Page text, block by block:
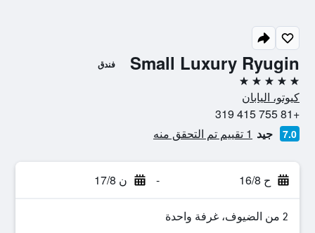
Small Luxury Ryugin فندق
5 نجوم
كيوتو، اليابان
+81 755 415 319
7.0 جيد 1 تقييم تم التحقق منه
ح 16/8 - ن 17/8
2 من الضيوف، غرفة واحدة